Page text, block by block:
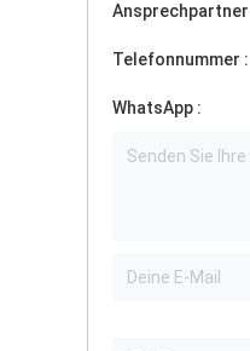
Ansprechpartner
Telefonnummer :
WhatsApp :